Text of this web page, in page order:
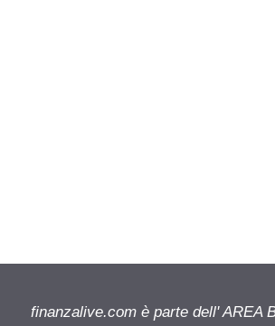
finanzalive.com è parte dell' AREA